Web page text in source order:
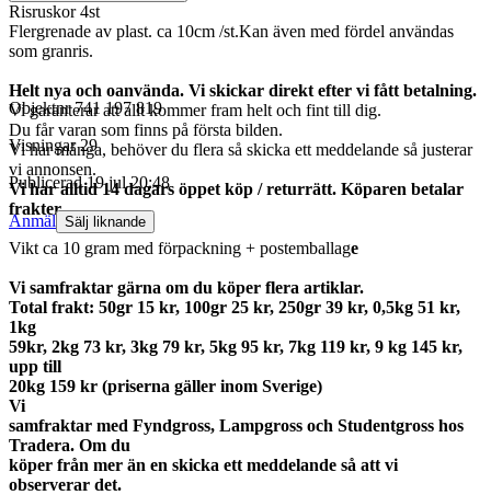
Risruskor 4st
Flergrenade av plast. ca 10cm /st.Kan även med fördel användas
som granris.
Helt nya och oanvända. Vi skickar direkt efter vi fått betalning.
Vi garanterar att allt kommer fram helt och fint till dig.
Du får varan som finns på första bilden.
Vi har många, behöver du flera så skicka ett meddelande så justerar
vi annonsen.
Vi har alltid 14 dagars öppet köp / returrätt. Köparen betalar
frakter.
Vikt ca 10 gram med förpackning + postemballage
Vi samfraktar gärna om du köper flera artiklar.
Total frakt: 50gr 15 kr, 100gr 25 kr, 250gr 39 kr, 0,5kg 51 kr,
1kg
59kr, 2kg 73 kr, 3kg 79 kr, 5kg 95 kr, 7kg 119 kr, 9 kg 145 kr,
upp till
20kg 159 kr (priserna gäller inom Sverige)
Vi
samfraktar med Fyndgross, Lampgross och Studentgross hos
Tradera. Om du
köper från mer än en skicka ett meddelande så att vi
observerar det.
Objektnr 741 197 819
Visningar 29
Publicerad 19 jul 20:48
Anmäl Sälj liknande